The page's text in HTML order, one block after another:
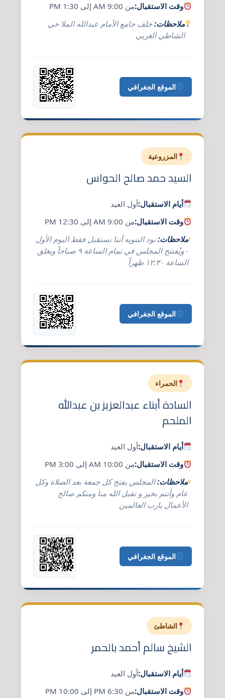
وقت الاستقبال:من 9:00 AM إلى 1:30 PM
ملاحظات:خلف جامع الأمام عبدالله الملا حي
الشاطي الغربي
الموقع الجغرافي
المزروعية
السيد حمد صالح الحواس
أيام الاستقبال:أول العيد
وقت الاستقبال:من 9:00 AM إلى 12:30 PM
ملاحظات:نود التنويه أننا نستقبل فقط اليوم الأول
- ويُفتتح المجلس في تمام الساعة ٩ صباحاً ويغلق
الساعة ١٢:٣٠ ظهراً
الموقع الجغرافي
الحمراء
السادة أبناء عبدالعزيز بن عبدالله
الملحم
أيام الاستقبال:أول العيد
وقت الاستقبال:من 10:00 AM إلى 3:00 PM
ملاحظات:المجلس يفتح كل جمعة بعد الصلاة وكل
عام وأنتم بخير و تقبل الله منا ومنكم صالح
الأعمال يارب العالمين
الموقع الجغرافي
الشاطئ
الشيخ سالم أحمد بالحمر
أيام الاستقبال:أول العيد
وقت الاستقبال:من 6:30 PM إلى 10:00 PM